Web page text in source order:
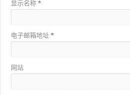
显示名称*
电子邮箱地址*
网站